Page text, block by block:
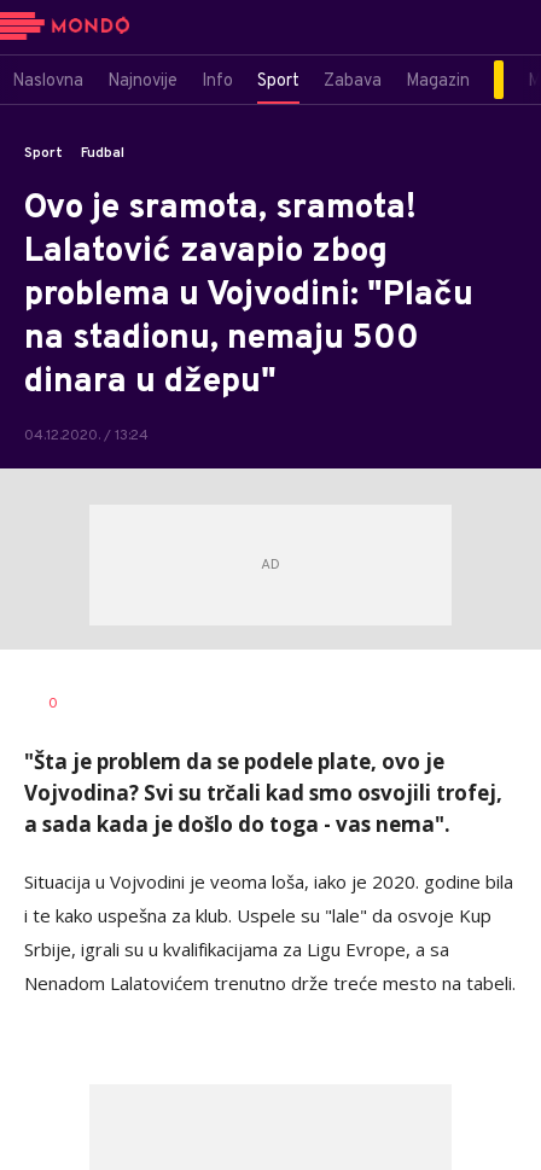
Naslovna Najnovije Info Sport Zabava Magazin
Sport Fudbal
Ovo je sramota, sramota!
Lalatović zavapio zbog
problema u Vojvodini: "Plaču
na stadionu, nemaju 500
dinara u džepu"
04.12.2020. / 13:24
AUTOR
0
"Šta je problem da se podele plate, ovo je
Vojvodina? Svi su trčali kad smo osvojili trofej,
a sada kada je došlo do toga - vas nema".
Situacija u Vojvodini je veoma loša, iako je 2020. godine bila
i te kako uspešna za klub. Uspele su "lale" da osvoje Kup
Srbije, igrali su u kvalifikacijama za Ligu Evrope, a sa
Nenadom Lalatovićem trenutno drže treće mesto na tabeli.